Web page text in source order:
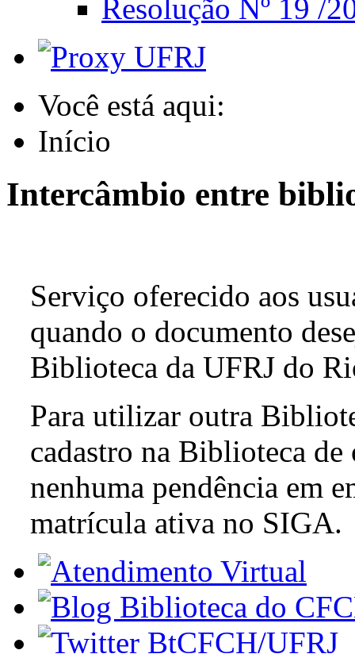
Resolução Nº 19 /
Você está aqui:
Início
Intercâmbio entre
Serviço oferecido aos
quando o documento
Biblioteca da UFRJ do
Para utilizar outra
cadastro na Biblioteca
nenhuma pendência em
matrícula ativa no SIGA.